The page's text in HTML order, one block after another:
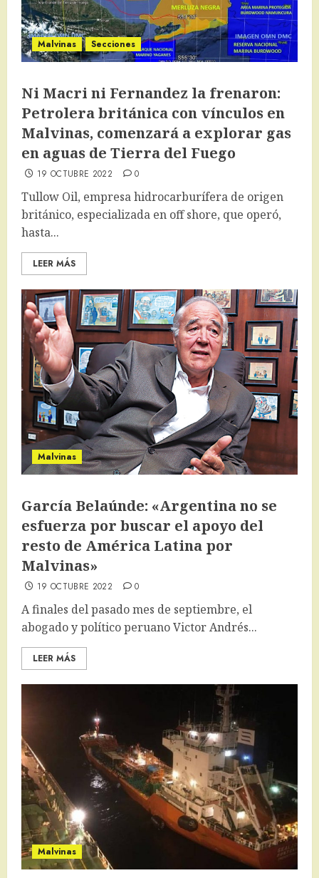
Malvinas Secciones
Ni Macri ni Fernandez la frenaron:
Petrolera británica con vínculos en
Malvinas, comenzará a explorar gas
en aguas de Tierra del Fuego
19 OCTUBRE 2022 0
Tullow Oil, empresa hidrocarburífera de origen
británico, especializada en off shore, que operó,
hasta...
LEER MÁS
Malvinas
García Belaúnde: «Argentina no se
esfuerza por buscar el apoyo del
resto de América Latina por
Malvinas»
19 OCTUBRE 2022 0
A finales del pasado mes de septiembre, el
abogado y político peruano Victor Andrés...
LEER MÁS
Malvinas